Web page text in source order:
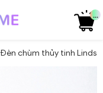
...
Đèn chùm thủy tinh